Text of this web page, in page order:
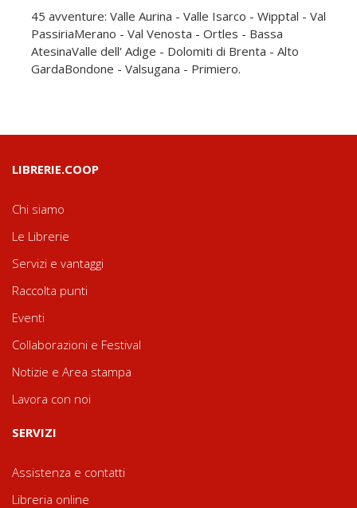
45 avventure: Valle Aurina - Valle Isarco - Wipptal - Val
PassiriaMerano - Val Venosta - Ortles - Bassa
AtesinaValle dell' Adige - Dolomiti di Brenta - Alto
GardaBondone - Valsugana - Primiero.
LIBRERIE.COOP
Chi siamo
Le Librerie
Servizi e vantaggi
Raccolta punti
Eventi
Collaborazioni e Festival
Notizie e Area stampa
Lavora con noi
SERVIZI
Assistenza e contatti
Libreria online